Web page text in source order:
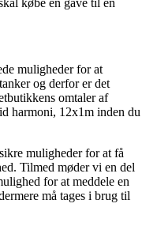
muligheder for at
og derfor er det
omtaler af
harmoni, 12x1m inden du
muligheder for at få
Tilmed møder vi en del
for at meddele en
må tages i brug til